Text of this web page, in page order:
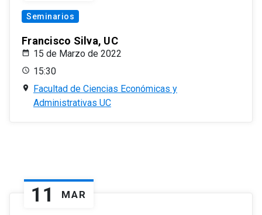
Seminarios
Francisco Silva, UC
15 de Marzo de 2022
15:30
Facultad de Ciencias Económicas y
Administrativas UC
11 MAR